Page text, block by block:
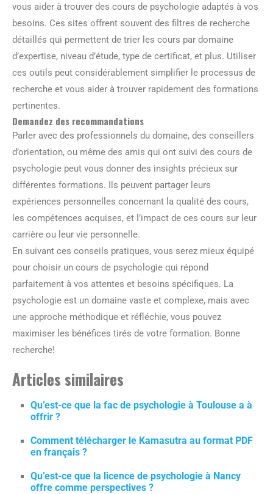
vous aider à trouver des cours de psychologie adaptés à vos
besoins. Ces sites offrent souvent des filtres de recherche
détaillés qui permettent de trier les cours par domaine
d’expertise, niveau d’étude, type de certificat, et plus. Utiliser
ces outils peut considérablement simplifier le processus de
recherche et vous aider à trouver rapidement des formations
pertinentes.
Demandez des recommandations
Parler avec des professionnels du domaine, des conseillers
d’orientation, ou même des amis qui ont suivi des cours de
psychologie peut vous donner des insights précieux sur
différentes formations. Ils peuvent partager leurs
expériences personnelles concernant la qualité des cours,
les compétences acquises, et l’impact de ces cours sur leur
carrière ou leur vie personnelle.
En suivant ces conseils pratiques, vous serez mieux équipé
pour choisir un cours de psychologie qui répond
parfaitement à vos attentes et besoins spécifiques. La
psychologie est un domaine vaste et complexe, mais avec
une approche méthodique et réfléchie, vous pouvez
maximiser les bénéfices tirés de votre formation. Bonne
recherche!
Articles similaires
Qu’est-ce que la fac de psychologie à Toulouse a à
offrir ?
Comment télécharger le Kamasutra au format PDF
en français ?
Qu’est-ce que la licence de psychologie à Nancy
offre comme perspectives ?